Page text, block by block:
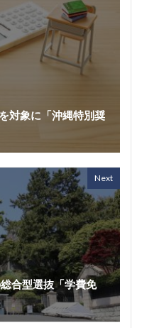
対象に「沖縄特別奨
Next
合型選抜「学費免